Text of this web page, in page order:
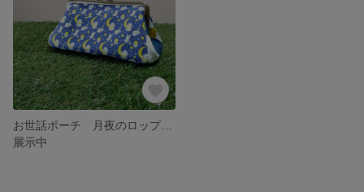
お世話ポーチ 月夜のロップちゃん
展示中